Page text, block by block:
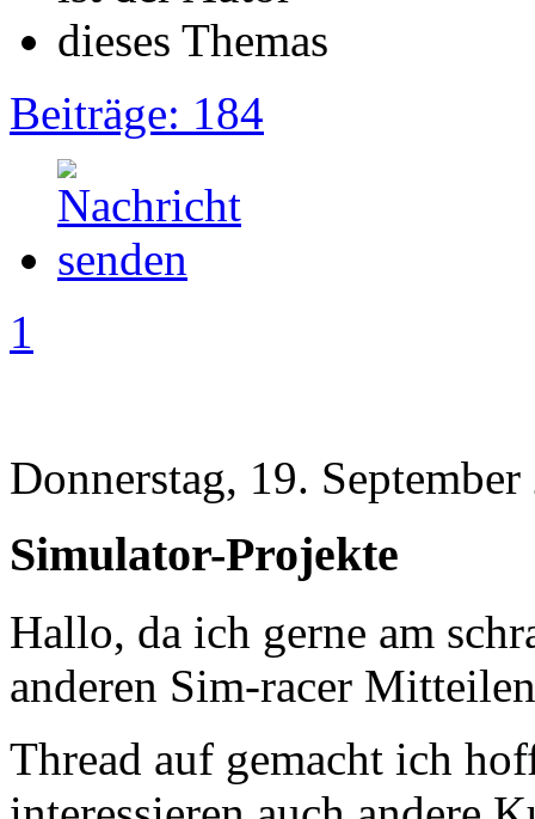
Beiträge: 184
1
Donnerstag, 19.
Simulator-Projekte
Hallo, da ich gerne am
anderen Sim-racer
Thread auf gemacht ich